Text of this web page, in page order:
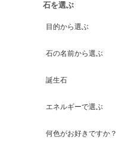
石を選ぶ
目的から選ぶ
石の名前から選ぶ
誕生石
エネルギーで選ぶ
何色がお好きですか？